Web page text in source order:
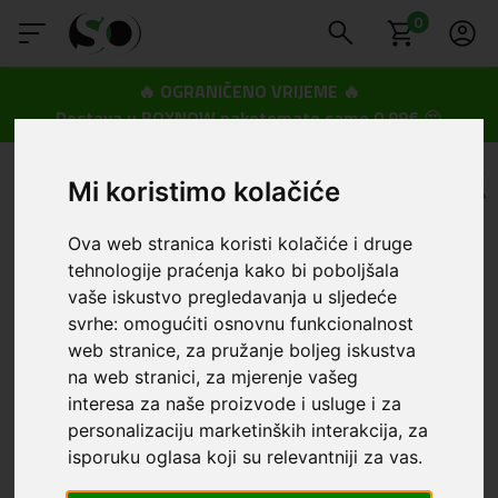
Mi koristimo kolačiće
Ova web stranica koristi kolačiće i druge
tehnologije praćenja kako bi poboljšala
vaše iskustvo pregledavanja u sljedeće
svrhe:omogućiti osnovnu funkcionalnost
web stranice, za pružanje boljeg iskustva
na web stranici, za mjerenje vašeg
interesa za naše proizvode i usluge i za
personalizaciju marketinških interakcija, za
isporuku oglasa koji su relevantniji za vas.
0
🔥 OGRANIČENO VRIJEME 🔥
Dostava u BOXNOW paketomate samo 0,99€😍